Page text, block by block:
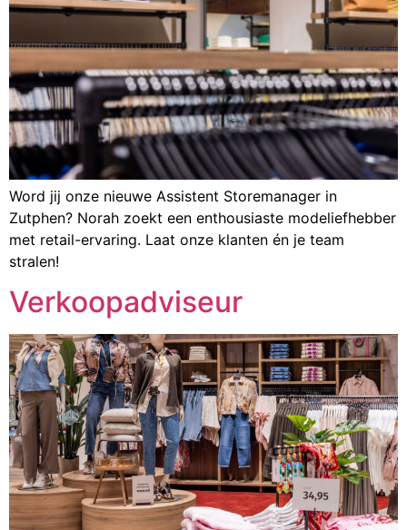
Word jij onze nieuwe Assistent Storemanager in
Zutphen? Norah zoekt een enthousiaste modeliefhebber
met retail-ervaring. Laat onze klanten én je team
stralen!
Verkoopadviseur